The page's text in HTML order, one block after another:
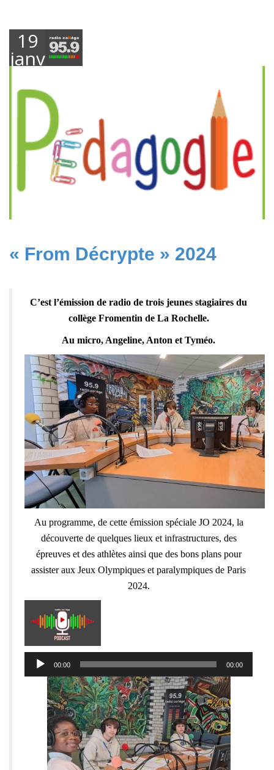
19
janvier
« From Décrypte » 2024
C’est l’émission de radio de trois jeunes stagiaires du
collège Fromentin de La Rochelle.
Au micro, Angeline, Anton et Tyméo.
Au programme, de cette émission spéciale JO 2024, la
découverte de quelques lieux et infrastructures, des
épreuves et des athlètes ainsi que des bons plans pour
assister aux Jeux Olympiques et paralympiques de Paris
2024.
Lecteur
audio
00:00 00:00